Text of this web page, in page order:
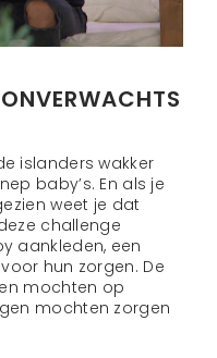
islanders wakker
baby’s. En als je
weet je dat
challenge
aankleden, een
hun zorgen. De
mochten op
mochten zorgen